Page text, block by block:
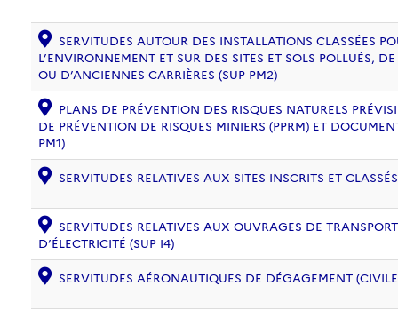
SERVITUDES AUTOUR DES INSTALLATIONS CLASSÉES
L’ENVIRONNEMENT ET SUR DES SITES ET SOLS POLLUÉS,
OU D’ANCIENNES CARRIÈRES (SUP PM2)
PLANS DE PRÉVENTION DES RISQUES NATURELS
DE PRÉVENTION DE RISQUES MINIERS (PPRM) ET
PM1)
SERVITUDES RELATIVES AUX SITES INSCRITS ET
SERVITUDES RELATIVES AUX OUVRAGES DE
D’ÉLECTRICITÉ (SUP I4)
SERVITUDES AÉRONAUTIQUES DE DÉGAGEMENT